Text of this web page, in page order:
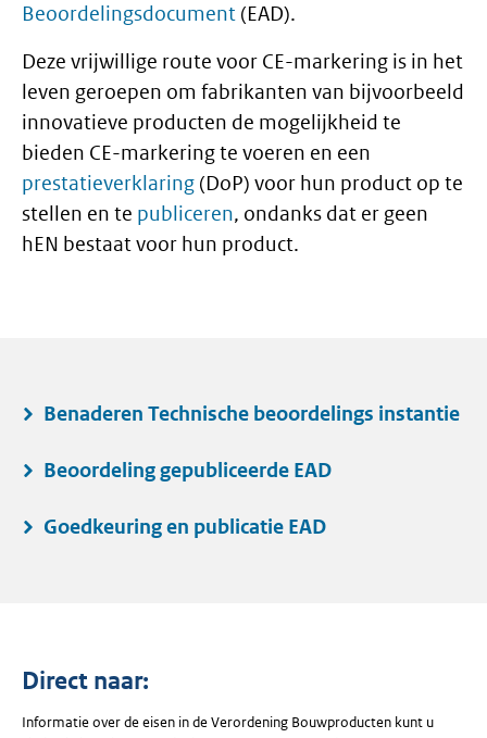
Beoordelingsdocument (EAD).
Deze vrijwillige route voor CE-markering is in het
leven geroepen om fabrikanten van bijvoorbeeld
innovatieve producten de mogelijkheid te
bieden CE-markering te voeren en een
prestatieverklaring (DoP) voor hun product op te
stellen en te publiceren, ondanks dat er geen
hEN bestaat voor hun product.
Benaderen Technische beoordelings instantie
Beoordeling gepubliceerde EAD
Goedkeuring en publicatie EAD
Direct naar:
Informatie over de eisen in de Verordening Bouwproducten kunt u